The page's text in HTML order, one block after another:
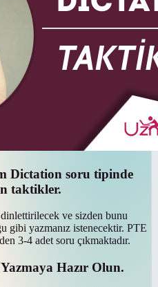
Dictation soru tipinde
taktikler.
ve sizden bunu
gibi yazmanız istenecektir. PTE
3-4 adet soru çıkmaktadır.
Hazır Olun.